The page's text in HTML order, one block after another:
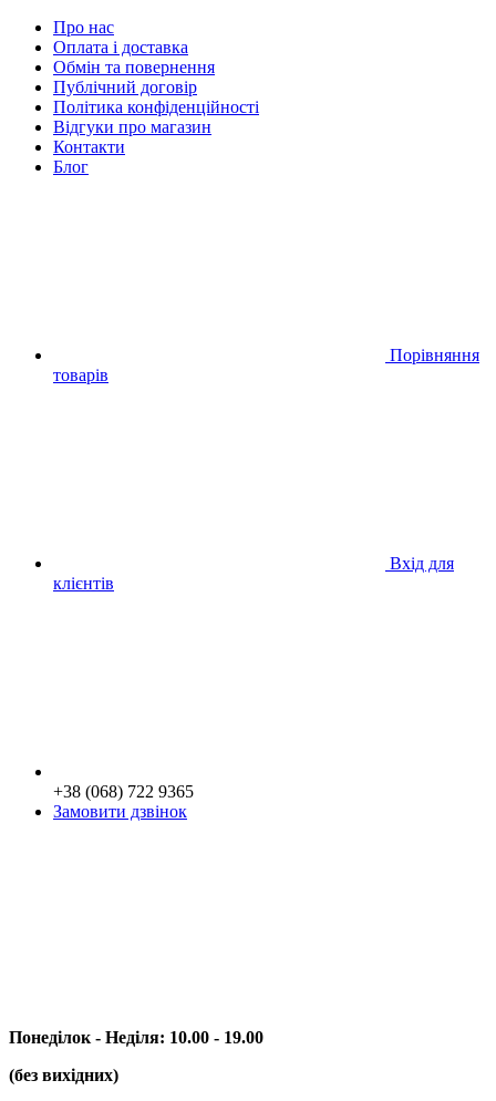
Про нас
Оплата і доставка
Обмін та повернення
Публічний договір
Політика конфіденційності
Відгуки про магазин
Контакти
Блог
Порівняння
товарів
Вхід для
клієнтів
+38 (068) 722 9365
Замовити дзвінок
Понеділок - Неділя: 10.00 - 19.00
(без вихідних)